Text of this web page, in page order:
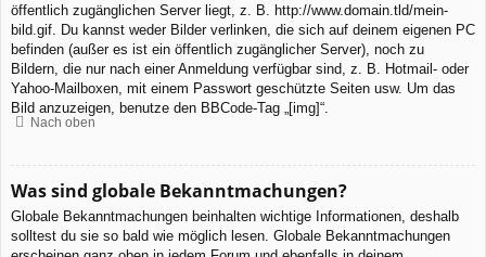
öffentlich zugänglichen Server liegt, z. B. http://www.domain.tld/mein-
bild.gif. Du kannst weder Bilder verlinken, die sich auf deinem eigenen PC
befinden (außer es ist ein öffentlich zugänglicher Server), noch zu
Bildern, die nur nach einer Anmeldung verfügbar sind, z. B. Hotmail- oder
Yahoo-Mailboxen, mit einem Passwort geschützte Seiten usw. Um das
Bild anzuzeigen, benutze den BBCode-Tag „[img]“.
Nach oben
Was sind globale Bekanntmachungen?
Globale Bekanntmachungen beinhalten wichtige Informationen, deshalb
solltest du sie so bald wie möglich lesen. Globale Bekanntmachungen